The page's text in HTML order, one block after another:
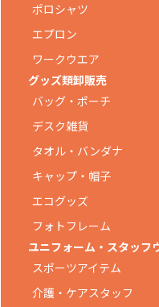
ポロシャツ
エプロン
ワークウエア
グッズ類卸販売
バッグ・ポーチ
デスク雑貨
タオル・バンダナ
キャップ・帽子
エコグッズ
フォトフレーム
ユニフォーム・スタッフ
スポーツアイテム
介護・ケアスタッフ